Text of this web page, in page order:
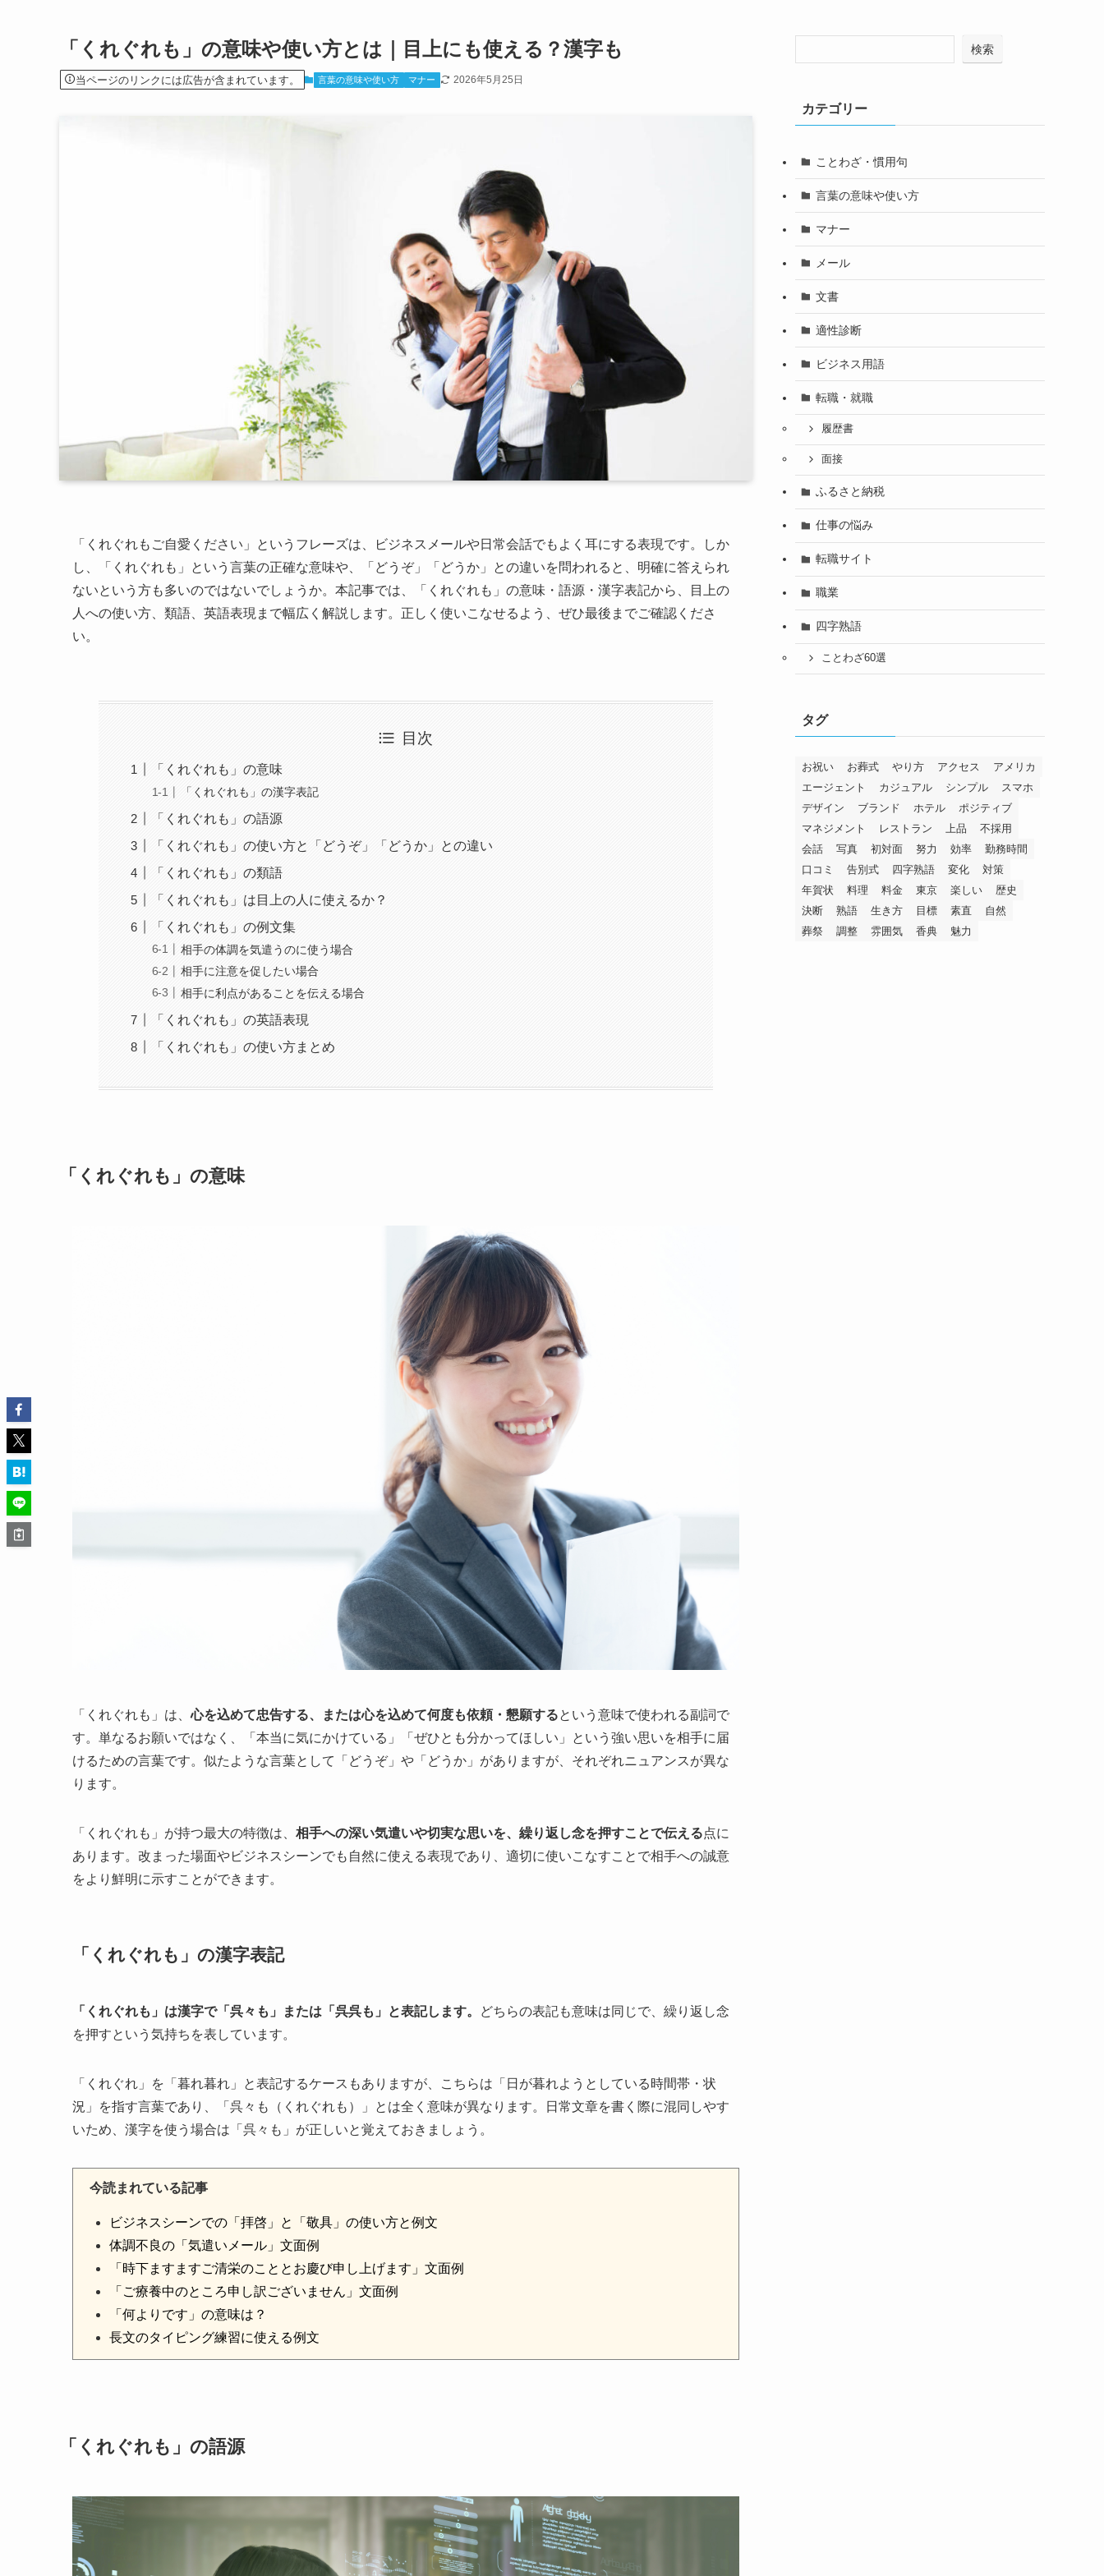
「くれぐれも」の意味や使い方とは｜目上にも使える？漢字も
当ページのリンクには広告が含まれています。 言葉の意味や使い方 マナー 2026年5月25日
「くれぐれもご自愛ください」というフレーズは、ビジネスメールや日常会話でもよく耳にする表現です。しか
し、「くれぐれも」という言葉の正確な意味や、「どうぞ」「どうか」との違いを問われると、明確に答えられ
ないという方も多いのではないでしょうか。本記事では、「くれぐれも」の意味・語源・漢字表記から、目上の
人への使い方、類語、英語表現まで幅広く解説します。正しく使いこなせるよう、ぜひ最後までご確認くださ
い。
目次
「くれぐれも」の意味
「くれぐれも」の漢字表記
「くれぐれも」の語源
「くれぐれも」の使い方と「どうぞ」「どうか」との違い
「くれぐれも」の類語
「くれぐれも」は目上の人に使えるか？
「くれぐれも」の例文集
相手の体調を気遣うのに使う場合
相手に注意を促したい場合
相手に利点があることを伝える場合
「くれぐれも」の英語表現
「くれぐれも」の使い方まとめ
「くれぐれも」の意味
「くれぐれも」は、心を込めて忠告する、または心を込めて何度も依頼・懇願するという意味で使われる副詞で
す。単なるお願いではなく、「本当に気にかけている」「ぜひとも分かってほしい」という強い思いを相手に届
けるための言葉です。似たような言葉として「どうぞ」や「どうか」がありますが、それぞれニュアンスが異な
ります。
「くれぐれも」が持つ最大の特徴は、 相手への深い気遣いや切実な思いを、繰り返し念を押すことで伝える点に
あります。改まった場面やビジネスシーンでも自然に使える表現であり、適切に使いこなすことで相手への誠意
をより鮮明に示すことができます。
「くれぐれも」の漢字表記
「くれぐれも」は漢字で「呉々も」または「呉呉も」と表記します。
どちらの表記も意味は同じで、繰り返し念
を押すという気持ちを表しています。
「くれぐれ」を「暮れ暮れ」と表記するケースもありますが、こちらは「日が暮れようとしている時間帯・状
況」を指す言葉であり、「呉々も（くれぐれも）」とは全く意味が異なります。日常文章を書く際に混同しやす
いため、漢字を使う場合は「呉々も」が正しいと覚えておきましょう。
今読まれている記事
ビジネスシーンでの「拝啓」と「敬具」の使い方と例文
体調不良の「気遣いメール」文面例
「時下ますますご清栄のこととお慶び申し上げます」文面例
「ご療養中のところ申し訳ございません」文面例
「何よりです」の意味は？
長文のタイピング練習に使える例文
「くれぐれも」の語源
検索
カテゴリー
ことわざ・慣用句
言葉の意味や使い方
マナー
メール
文書
適性診断
ビジネス用語
転職・就職
履歴書
面接
ふるさと納税
仕事の悩み
転職サイト
職業
四字熟語
ことわざ60選
タグ
お祝い お葬式 やり方 アクセス
アメリカ
エージェント
カジュアル シンプル
スマホ
デザイン
ブランド ホテル
ポジティブ
マネジメント
レストラン 上品
不採用
会話
写真 初対面 努力 効率
勤務時間
口コミ
告別式 四字熟語 変化
対策
年賀状
料理 料金 東京 楽しい
歴史
決断
熟語 生き方 目標 素直
自然
葬祭
調整 雰囲気 香典 魅力